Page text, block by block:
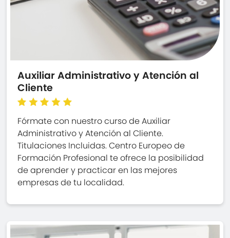
Auxiliar Administrativo y Atención al
Cliente
Fórmate con nuestro curso de Auxiliar
Administrativo y Atención al Cliente.
Titulaciones Incluidas. Centro Europeo de
Formación Profesional te ofrece la posibilidad
de aprender y practicar en las mejores
empresas de tu localidad.